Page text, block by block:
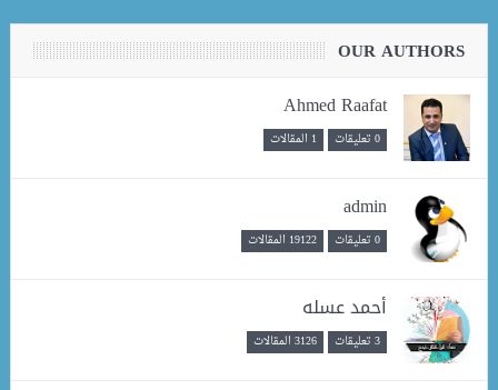
OUR AUTHORS
Ahmed Raafat
0 تعليقات 1 المقالات
admin
0 تعليقات 19122 المقالات
أحمد عسله
3 تعليقات 3126 المقالات